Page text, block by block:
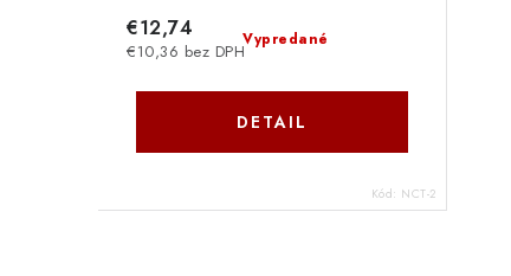
Vypredané
€10,36 bez DPH
€12,74
DETAIL
Kód: NCT-2